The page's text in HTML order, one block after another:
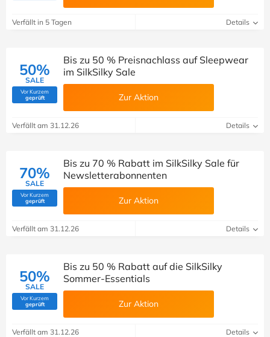
Verfällt in 5 Tagen Details
50%
SALE
Vor Kurzem
geprüft(Von Savoo geprüft)
Bis zu 50 % Preisnachlass auf Sleepwear
im SilkSilky Sale
Zur Aktion
Verfällt am 31.12.26 Details
70%
SALE
Vor Kurzem
geprüft(Von Savoo geprüft)
Bis zu 70 % Rabatt im SilkSilky Sale für
Newsletterabonnenten
Zur Aktion
Verfällt am 31.12.26 Details
50%
SALE
Vor Kurzem
geprüft(Von Savoo geprüft)
Bis zu 50 % Rabatt auf die SilkSilky
Sommer-Essentials
Zur Aktion
Verfällt am 31.12.26 Details